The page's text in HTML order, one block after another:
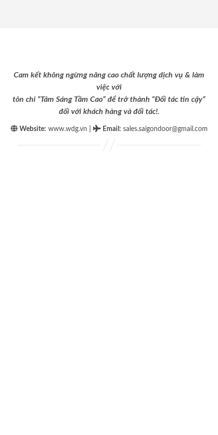
Cam kết không ngừng nâng cao chất lượng dịch vụ & làm
việc với
tôn chỉ “Tâm Sáng Tầm Cao” để trở thành “Đối tác tin cậy”
đối với khách hàng và đối tác!.
Website: www.wdg.vn Email : sales.saigondoor@gmail.com